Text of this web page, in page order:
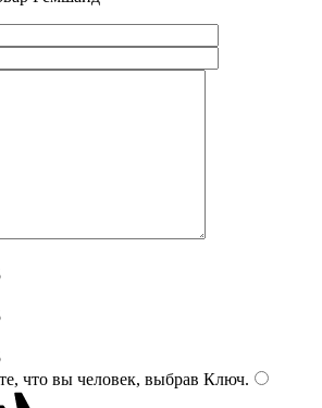
что вы человек, выбрав Ключ.